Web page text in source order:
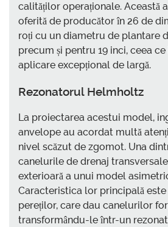
calităților operaționale. Această
oferită de producător în 26 de
roți cu un diametru de plantare
precum și pentru 19 inci, ceea
aplicare excepțional de largă.
Rezonatorul Helmholtz
La proiectarea acestui model,
anvelope au acordat multă
nivel scăzut de zgomot. Una
canelurile de drenaj
exterioară a unui model
Caracteristica lor principală
pereților, care dau canelurilor
transformându-le într-un